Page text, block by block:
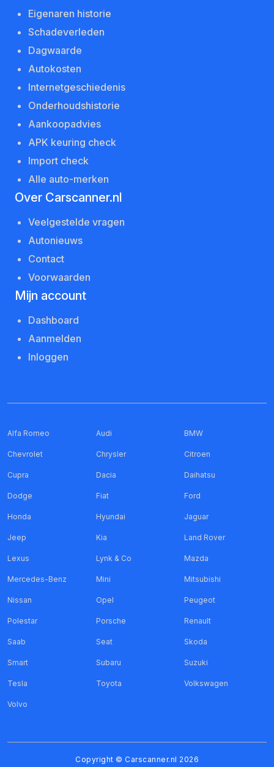
Eigenaren historie
Schadeverleden
Dagwaarde
Autokosten
Internetgeschiedenis
Onderhoudshistorie
Aankoopadvies
APK keuring check
Import check
Alle auto-merken
Over Carscanner.nl
Veelgestelde vragen
Autonieuws
Contact
Voorwaarden
Mijn account
Dashboard
Aanmelden
Inloggen
Alfa Romeo Audi BMW
Chevrolet Chrysler Citroen
Cupra Dacia Daihatsu
Dodge Fiat Ford
Honda Hyundai Jaguar
Jeep Kia Land Rover
Lexus Lynk & Co Mazda
Mercedes-Benz Mini Mitsubishi
Nissan Opel Peugeot
Polestar Porsche Renault
Saab Seat Skoda
Smart Subaru Suzuki
Tesla Toyota Volkswagen
Volvo
Copyright © Carscanner.nl 2026